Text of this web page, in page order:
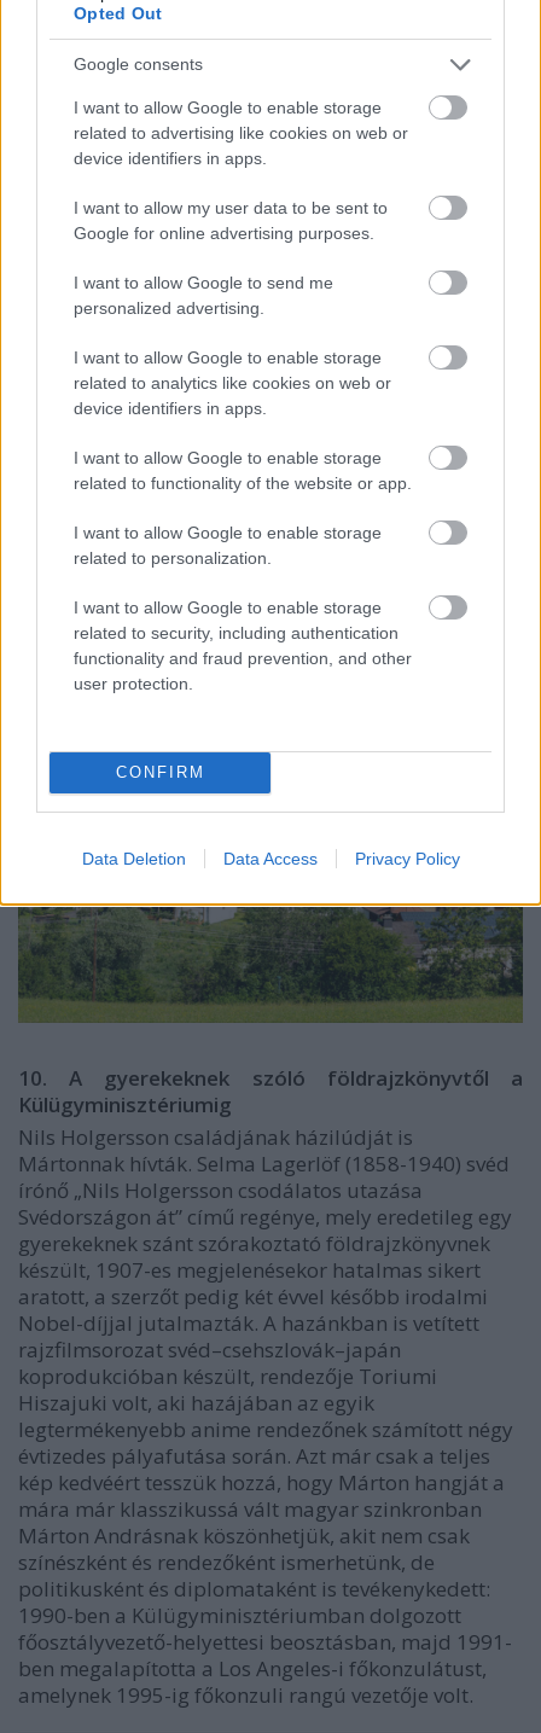
Opted Out
Google consents
I want to allow Google to enable storage
related to advertising like cookies on web or
device identifiers in apps.
I want to allow my user data to be sent to
Google for online advertising purposes.
I want to allow Google to send me
personalized advertising.
I want to allow Google to enable storage
related to analytics like cookies on web or
device identifiers in apps.
I want to allow Google to enable storage
related to functionality of the website or app.
I want to allow Google to enable storage
related to personalization.
I want to allow Google to enable storage
related to security, including authentication
functionality and fraud prevention, and other
user protection.
CONFIRM
Data Deletion Data Access Privacy Policy
8. Mit mond a csont?
A sült liba mellcsontjából az időjárásra jósoltak: ha
a csont barna és rövid, akkor sáros lesz a tél, ha
hosszú és fehér, akkor havas. Az aznapi időjárásnak
9. Jártál már Libában?
Az Ausztriához tartozó Burgenland tartományban, a
magyar határtól mindössze pár kilométerre
lakossággal rendelkező mezőváros.
10. A gyerekeknek szóló földrajzkönyvtől a
Külügyminisztériumig
Nils Holgersson családjának házilúdját is
Mártonnak hívták. Selma Lagerlöf (1858-1940) svéd
írónő „Nils Holgersson csodálatos utazása
Svédországon át” című regénye, mely eredetileg egy
gyerekeknek szánt szórakoztató földrajzkönyvnek
készült, 1907-es megjelenésekor hatalmas sikert
aratott, a szerzőt pedig két évvel később irodalmi
Nobel-díjjal jutalmazták. A hazánkban is vetített
rajzfilmsorozat svéd–csehszlovák–japán
koprodukcióban készült, rendezője Toriumi
Hiszajuki volt, aki hazájában az egyik
legtermékenyebb anime rendezőnek számított négy
évtizedes pályafutása során. Azt már csak a teljes
kép kedvéért tesszük hozzá, hogy Márton hangját a
mára már klasszikussá vált magyar szinkronban
Márton Andrásnak köszönhetjük, akit nem csak
színészként és rendezőként ismerhetünk, de
politikusként és diplomataként is tevékenykedett:
1990-ben a Külügyminisztériumban dolgozott
főosztályvezető-helyettesi beosztásban, majd 1991-
ben megalapította a Los Angeles-i főkonzulátust,
amelynek 1995-ig főkonzuli rangú vezetője volt.